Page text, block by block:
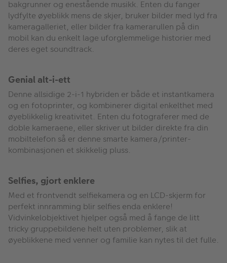
bakgrunner og enestående musikk. Enten du fanger
lydfylte øyeblikk mens de skjer, bruker bilder med lyd fra
kameragalleriet, eller bilder fra kamerarullen på din
mobil kan du enkelt lage uforglemmelige historier med
deres eget soundtrack.
Genial alt-i-ett
Denne allsidige 2-i-1 hybriden er både et instantkamera
og en fotoprinter, og kombinerer digital enkelthet med
øyeblikkelig kreativitet. Enten du fotograferer med de
doble kameraene, eller skriver ut bilder direkte fra din
mobiltelefon så er denne smarte kamera/printer-
kombinasjonen et skikkelig pluss.
Selfies, gjort enklere
Med et frontvendt selfiekamera og en LCD-skjerm for
perfekt innramming blir selfies enda enklere!
Vidvinkelobjektivet hjelper også med å fange de litt
tricky gruppebildene helt uten problemer, slik at
øyeblikkene med venner og familie kan nytes til det fulle.